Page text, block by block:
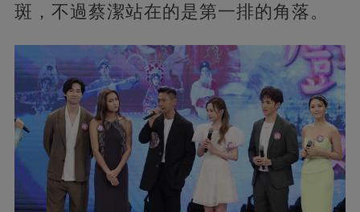
斑，不過蔡潔站在的是第一排的角落。